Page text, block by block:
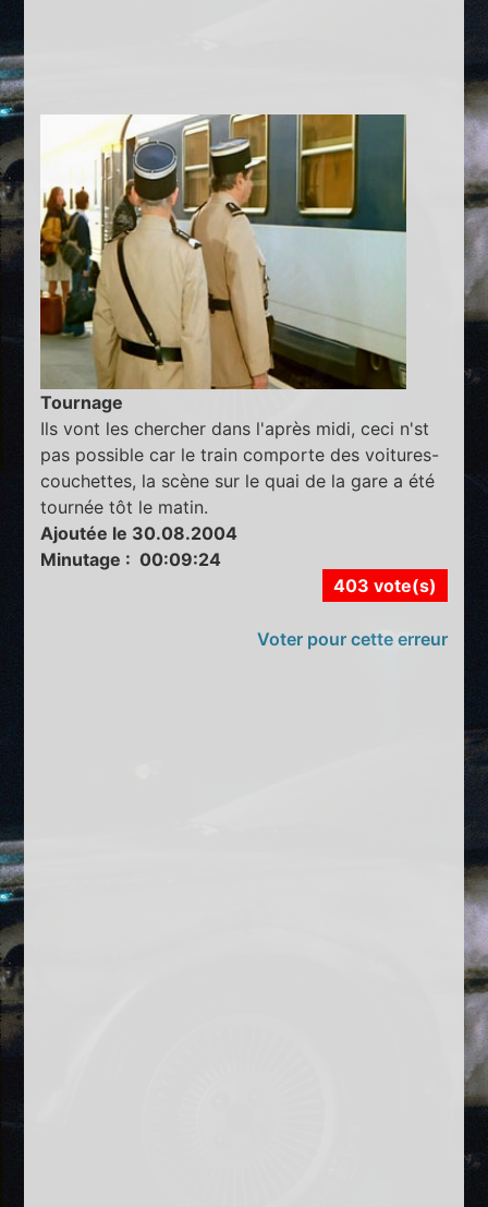
Tournage
Ils vont les chercher dans l'après midi, ceci n'st
pas possible car le train comporte des voitures-
couchettes, la scène sur le quai de la gare a été
tournée tôt le matin.
Ajoutée le 30.08.2004
Minutage : 00:09:24
403 vote(s)
Voter pour cette erreur